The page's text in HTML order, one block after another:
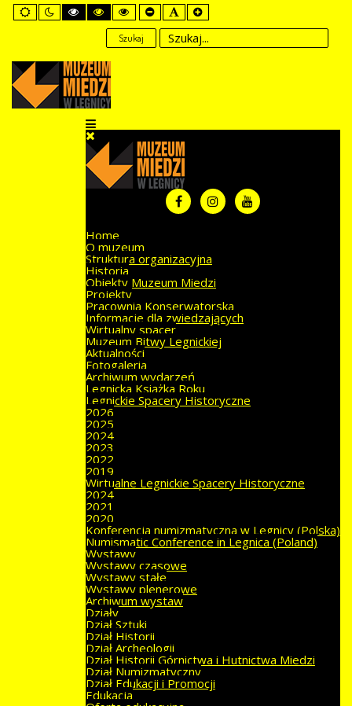
Default
mode
Night
mode
High
Contrast
mode
High
Contrast
Black
Yellow
mode
High
Contrast
Yellow
Black
mode
Set
Smaller
Font
Set
Default
Font
Set
Larger
Font
Szukaj
Home
O muzeum
Struktura organizacyjna
Historia
Obiekty Muzeum Miedzi
Projekty
Pracownia Konserwatorska
Informacje dla zwiedzających
Wirtualny spacer
Muzeum Bitwy Legnickiej
Aktualności
Fotogaleria
Archiwum wydarzeń
Legnicka Książka Roku
Legnickie Spacery Historyczne
2026
2025
2024
2023
2022
2019
Wirtualne Legnickie Spacery Historyczne
2024
2021
2020
Konferencja numizmatyczna w Legnicy (Polska)
Numismatic Conference in Legnica (Poland)
Wystawy
Wystawy czasowe
Wystawy stałe
Wystawy plenerowe
Archiwum wystaw
Działy
Dział Sztuki
Dział Historii
Dział Archeologii
Dział Historii Górnictwa i Hutnictwa Miedzi
Dział Numizmatyczny
Dział Edukacji i Promocji
Edukacja